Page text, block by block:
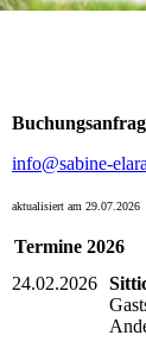
info@sabine-
aktualisiert am 29.07.2026
Termine 2026
24.02.2026